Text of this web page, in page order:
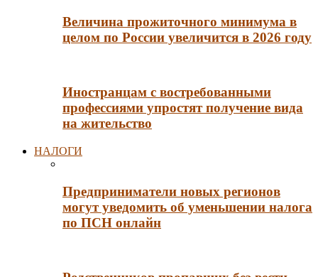
Величина прожиточного минимума в
целом по России увеличится в 2026 году
Иностранцам с востребованными
профессиями упростят получение вида
на жительство
НАЛОГИ
Предприниматели новых регионов
могут уведомить об уменьшении налога
по ПСН онлайн